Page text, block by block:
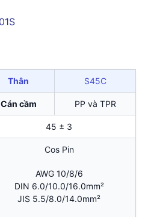
Thân S45C
Cán cầm PP và TPR
45 ± 3
Cos Pin
AWG 10/8/6
DIN 6.0/10.0/16.0mm²
JIS 5.5/8.0/14.0mm²